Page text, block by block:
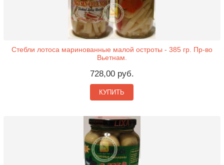
Стебли лотоса маринованные малой остроты - 385 гр. Пр-во
Вьетнам.
728,00 руб.
КУПИТЬ